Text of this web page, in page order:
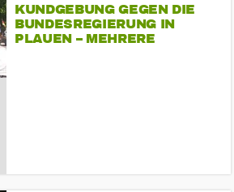
KUNDGEBUNG GEGEN DIE
BUNDESREGIERUNG IN
PLAUEN – MEHRERE